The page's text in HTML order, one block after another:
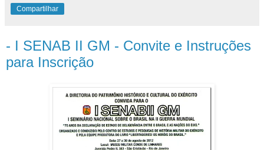
Compartilhar
- I SENAB II GM - Convite e Instruções
para Inscrição